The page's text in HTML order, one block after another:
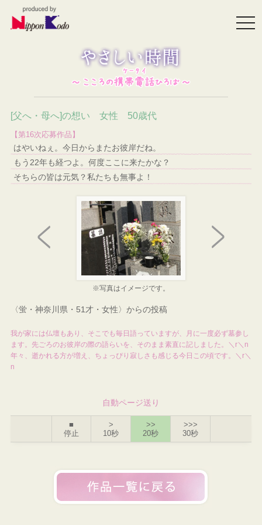
[父へ・母へ]の想い 女性 50歳代
【第16次応募作品】
はやいねぇ。今日からまたお彼岸だね。
もう22年も経つよ。何度ここに来たかな？
そちらの皆は元気？私たちも無事よ！
※写真はイメージです。
〈蛍・神奈川県・51才・女性〉からの投稿
我が家には仏壇もあり、そこでも毎日語っていますが、月に一度必ず墓参し
ます。先ごろのお彼岸の際の語らいを、そのまま素直に記しました。＼r＼n
年々、逝かれる方が増え、ちょっぴり寂しさも感じる今日この頃です。＼r＼
n
自動ページ送り
■
停止
>
10秒
>>
20秒
>>>
30秒